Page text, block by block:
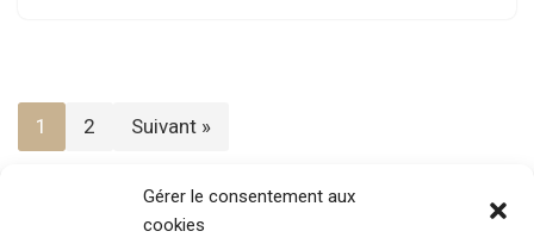
Gérer le consentement aux
cookies
1 2 Suivant »